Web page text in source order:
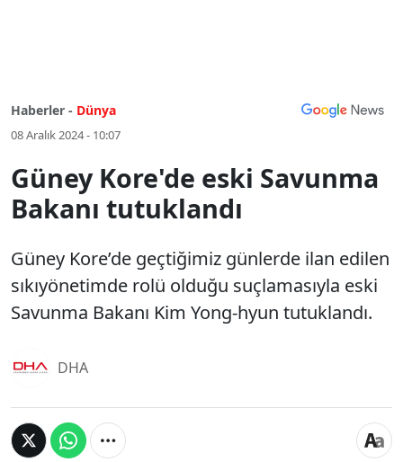
Haberler - Dünya
08 Aralık 2024 - 10:07
Güney Kore'de eski Savunma
Bakanı tutuklandı
Güney Kore’de geçtiğimiz günlerde ilan edilen
sıkıyönetimde rolü olduğu suçlamasıyla eski
Savunma Bakanı Kim Yong-hyun tutuklandı.
DHA